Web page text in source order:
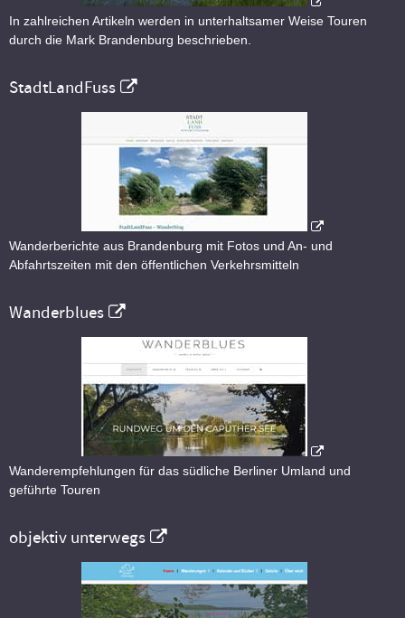
In zahlreichen Artikeln werden in unterhaltsamer Weise Touren
durch die Mark Brandenburg beschrieben.
StadtLandFuss
Wanderberichte aus Brandenburg mit Fotos und An- und
Abfahrtszeiten mit den öffentlichen Verkehrsmitteln
Wanderblues
Wanderempfehlungen für das südliche Berliner Umland und
geführte Touren
objektiv unterwegs